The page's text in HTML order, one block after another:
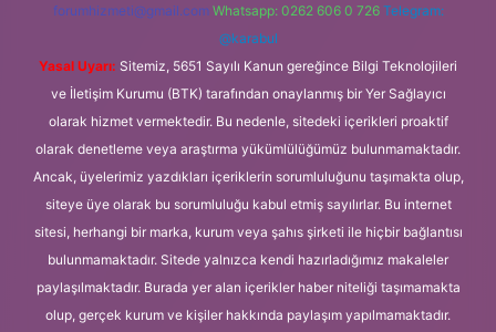
forumhizmeti@gmail.com Whatsapp: 0262 606 0 726 Telegram:
@karabul
Yasal Uyarı: Sitemiz, 5651 Sayılı Kanun gereğince Bilgi Teknolojileri
ve İletişim Kurumu (BTK) tarafından onaylanmış bir Yer Sağlayıcı
olarak hizmet vermektedir. Bu nedenle, sitedeki içerikleri proaktif
olarak denetleme veya araştırma yükümlülüğümüz bulunmamaktadır.
Ancak, üyelerimiz yazdıkları içeriklerin sorumluluğunu taşımakta olup,
siteye üye olarak bu sorumluluğu kabul etmiş sayılırlar. Bu internet
sitesi, herhangi bir marka, kurum veya şahıs şirketi ile hiçbir bağlantısı
bulunmamaktadır. Sitede yalnızca kendi hazırladığımız makaleler
paylaşılmaktadır. Burada yer alan içerikler haber niteliği taşımamakta
olup, gerçek kurum ve kişiler hakkında paylaşım yapılmamaktadır.